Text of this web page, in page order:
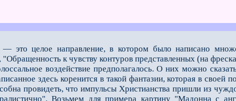
это целое направление, в котором было написано
к чувству контуров представленных (на
воздействие предполагалось. О них можно
здесь коренится в такой фантазии, которая в
провидеть, что импульсы Христианства пришли из
Возьмем для примера картину "Мадонна с